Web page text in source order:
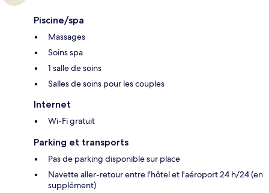
Piscine/spa
Massages
Soins spa
1 salle de soins
Salles de soins pour les couples
Internet
Wi-Fi gratuit
Parking et transports
Pas de parking disponible sur place
Navette aller-retour entre l'hôtel et l'aéroport 24 h/24 (en
supplément)